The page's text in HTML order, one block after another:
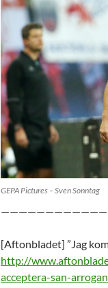
GEPA Pictures – Sven Sonntag
[Aftonbladet] ”Jag
http://
acceptera-san-